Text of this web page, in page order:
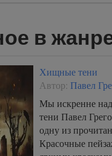
в
Хищные тени
Автор: Павел
Мы искренне
тени Павел
одну из
Красочные